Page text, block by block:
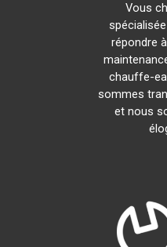
Vous
répondre
chauffe-
sommes
et nous